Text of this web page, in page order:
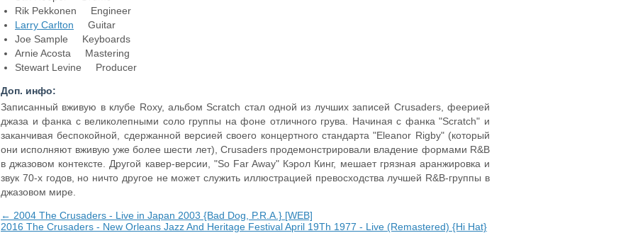
Rik Pekkonen Engineer
Larry Carlton Guitar
Joe Sample Keyboards
Arnie Acosta Mastering
Stewart Levine Producer
Доп. инфо:
Записанный вживую в клубе Roxy, альбом Scratch стал одной из лучших записей Crusaders, феерией
джаза и фанка с великолепными соло группы на фоне отличного грува. Начиная с фанка "Scratch" и
заканчивая беспокойной, сдержанной версией своего концертного стандарта "Eleanor Rigby" (который
они исполняют вживую уже более шести лет), Crusaders продемонстрировали владение формами R&B
в джазовом контексте. Другой кавер-версии, "So Far Away" Кэрол Кинг, мешает грязная аранжировка и
звук 70-х годов, но ничто другое не может служить иллюстрацией превосходства лучшей R&B-группы в
джазовом мире.
← 2004 The Crusaders - Live in Japan 2003 {Bad Dog, P.R.A.} [WEB]
2016 The Crusaders - New Orleans Jazz And Heritage Festival April 19Th 1977 - Live (Remastered) {Hi Hat}